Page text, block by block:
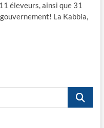
éleveurs, ainsi que 31
La Kabbia,
Recherche